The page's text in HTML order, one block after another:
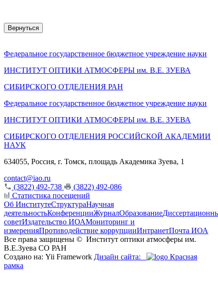
Вернуться
Федеральное государственное бюджетное учреждение науки
ИНСТИТУТ ОПТИКИ АТМОСФЕРЫ им. В.Е. ЗУЕВА
СИБИРСКОГО ОТДЕЛЕНИЯ РАН
Федеральное государственное бюджетное учреждение науки
ИНСТИТУТ ОПТИКИ АТМОСФЕРЫ им. В.Е. ЗУЕВА
СИБИРСКОГО ОТДЕЛЕНИЯ РОССИЙСКОЙ АКАДЕМИИ
НАУК
634055, Россия, г. Томск, площадь Академика Зуева, 1
contact@iao.ru
(3822) 492-738
(3822) 492-086
Статистика посещений
Об ИнститутеСтруктураНаучная
деятельностьКонференцииЖурналОбразование
советИздательство ИОАМониторинг и
измеренияПротиводействие коррупцииИнтранетПочта ИОА
Все права защищены © Институт оптики атмосферы им.
В.Е.Зуева СО РАН
Создано на: Yii Framework Дизайн сайта:
Красная
рамка